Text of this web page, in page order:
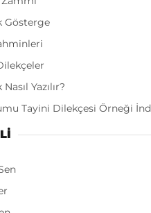
Gösterge
Yazılır?
Tayini Dilekçesi Örneği